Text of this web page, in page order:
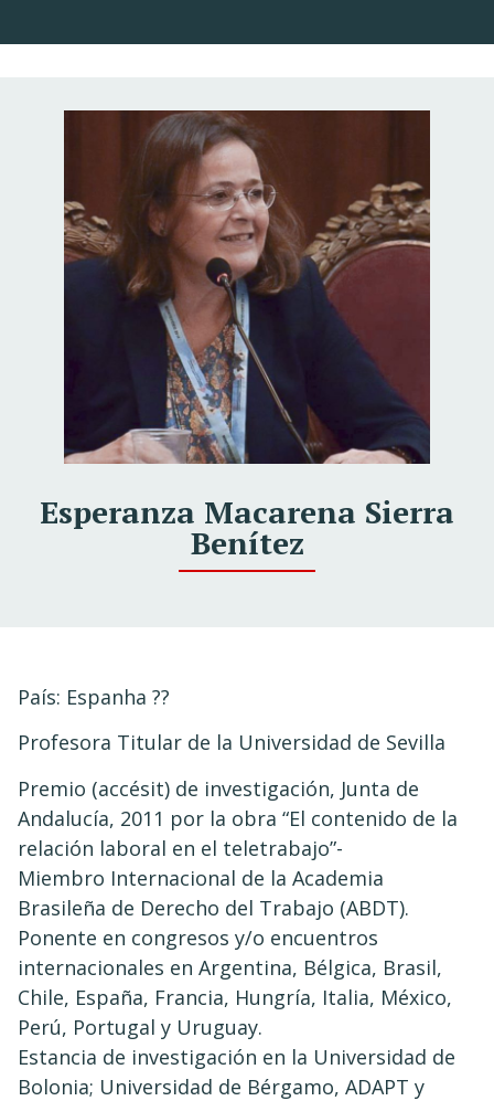
Esperanza Macarena Sierra
Benítez
País: Espanha ??
Profesora Titular de la Universidad de Sevilla
Premio (accésit) de investigación, Junta de
Andalucía, 2011 por la obra “El contenido de la
relación laboral en el teletrabajo”-
Miembro Internacional de la Academia
Brasileña de Derecho del Trabajo (ABDT).
Ponente en congresos y/o encuentros
internacionales en Argentina, Bélgica, Brasil,
Chile, España, Francia, Hungría, Italia, México,
Perú, Portugal y Uruguay.
Estancia de investigación en la Universidad de
Bolonia; Universidad de Bérgamo, ADAPT y